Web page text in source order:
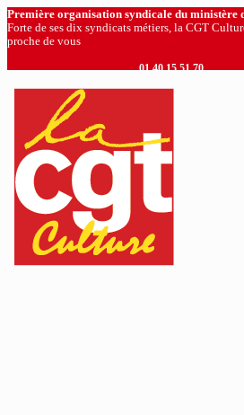
Première organisation syndicale du ministère
Forte de ses dix syndicats métiers, la CGT
proche de vous
01 40 15 51 70